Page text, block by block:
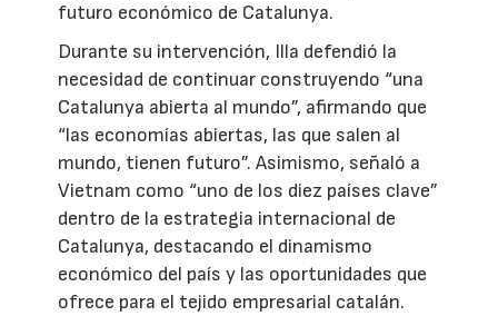
futuro económico de Catalunya.
Durante su intervención, Illa defendió la
necesidad de continuar construyendo “una
Catalunya abierta al mundo”, afirmando que
“las economías abiertas, las que salen al
mundo, tienen futuro”. Asimismo, señaló a
Vietnam como “uno de los diez países clave”
dentro de la estrategia internacional de
Catalunya, destacando el dinamismo
económico del país y las oportunidades que
ofrece para el tejido empresarial catalán.